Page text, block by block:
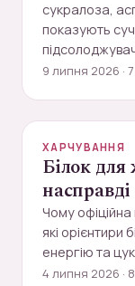
сукралоза,
показують
9 липня 2026 ·
ХАРЧУВАННЯ
Білок для
Чому
які орієнтири
енергію та
4 липня 2026 ·